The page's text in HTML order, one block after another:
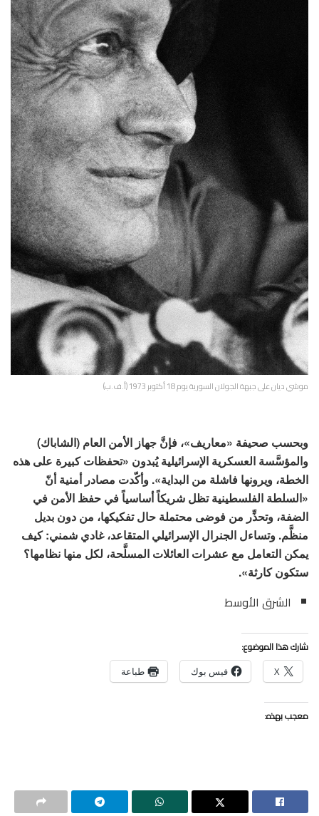
موشي ديان على جبهة الجولان السورية يوم 18 أكتوبر 1973 (أ.ف.ب)
وبحسب صحيفة «معاريف»، فإنَّ جهاز الأمن العام (الشاباك)
والمؤسَّسة العسكرية الإسرائيلية يُبدون «تحفظات كبيرة على هذه
الخطة، ويرونها فاشلة من البداية». وأكّدت مصادر أمنية أنّ
«السلطة الفلسطينية تظل شريكاً أساسياً في حفظ الأمن في
الضفة، وتحذِّر من فوضى محتملة حال تفكيكها، من دون بديل
منظَّم. وتساءل الجنرال الإسرائيلي المتقاعد، غادي شمني: كيف
يمكن التعامل مع عشرات العائلات المسلَّحة، لكل منها نظامها؟
ستكون كارثة».
الشرق الأوسط
شارك هذا الموضوع:
X فيس بوك طباعة
معجب بهذه: